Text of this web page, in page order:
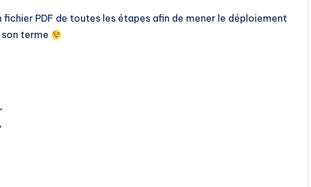
fichier PDF de toutes les étapes afin de mener le déploiement
son terme